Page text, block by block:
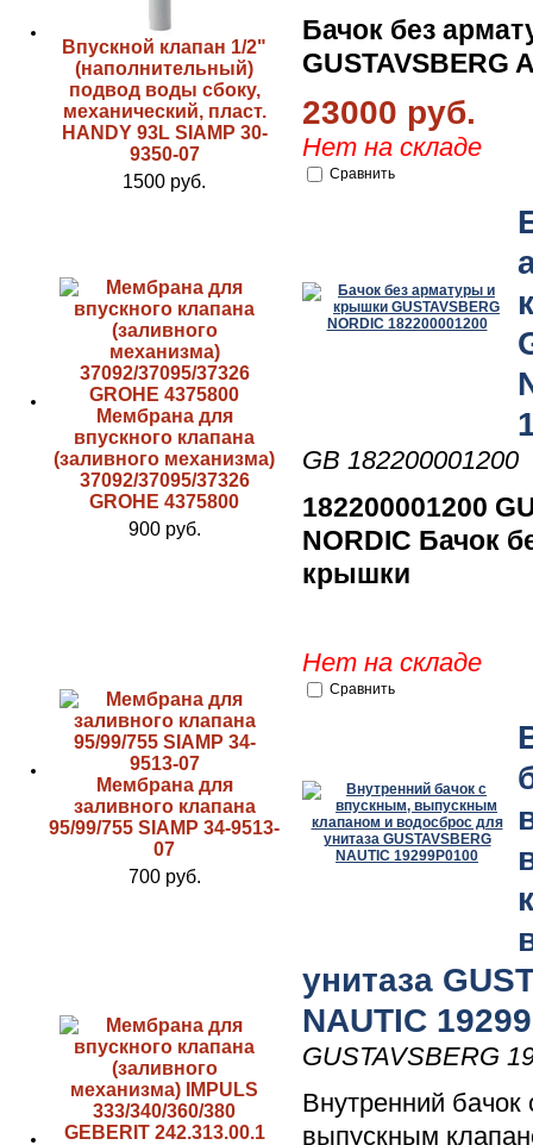
Впускной клапан 1/2"
(наполнительный)
подвод воды сбоку,
механический, пласт.
HANDY 93L SIAMP 30-
9350-07
1500 руб.
Мембрана для
впускного клапана
(заливного механизма)
37092/37095/37326
GROHE 4375800
900 руб.
Мембрана для
заливного клапана
95/99/755 SIAMP 34-9513-
07
700 руб.
Бачок без
GUSTAVSBERG
23000 руб.
Нет на складе
Сравнить
GB 182200001200
182200001200
NORDIC Бачок
крышки
Нет на складе
Сравнить
унитаза
NAUTIC
GUSTAVSBERG
Внутренний бачок
выпускным